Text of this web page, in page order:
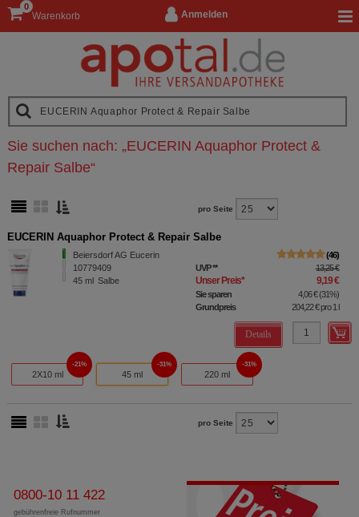
Anmelden
Warenkorb
0
Sie suchen nach: „EUCERIN Aquaphor Protect &
Repair Salbe“
pro Seite
EUCERIN Aquaphor Protect & Repair Salbe
Beiersdorf AG Eucerin
10779409
45 ml Salbe
46
UVP** 13,25 €
Unser Preis* 9,19 €
Sie sparen 4,06 €(31%)
Grundpreis
204,22 €pro 1 l
Details
2X10 ml
21%
45 ml
31%
220 ml
31%
pro Seite
0800-10 11 422
gebührenfreie Rufnummer